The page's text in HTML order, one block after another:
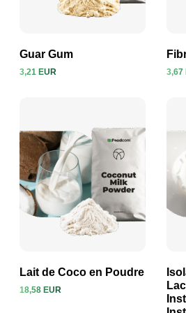
Guar Gum
3,21 EUR 3,67
Lait de Coco en Poudre
18,58 EUR